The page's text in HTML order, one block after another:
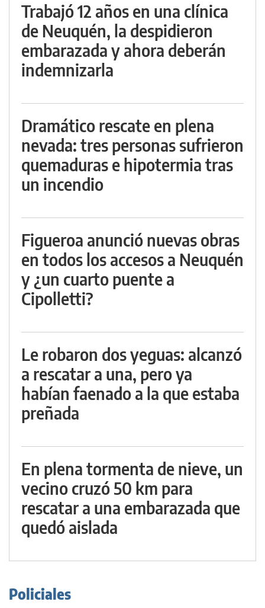
Trabajó 12 años en una clínica
de Neuquén, la despidieron
embarazada y ahora deberán
indemnizarla
Dramático rescate en plena
nevada: tres personas sufrieron
quemaduras e hipotermia tras
un incendio
Figueroa anunció nuevas obras
en todos los accesos a Neuquén
y ¿un cuarto puente a
Cipolletti?
Le robaron dos yeguas: alcanzó
a rescatar a una, pero ya
habían faenado a la que estaba
preñada
En plena tormenta de nieve, un
vecino cruzó 50 km para
rescatar a una embarazada que
quedó aislada
Policiales